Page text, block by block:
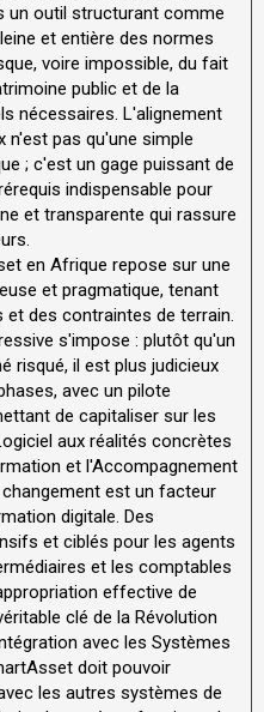
un outil structurant comme
et entière des normes
voire impossible, du fait
public et de la
nécessaires. L'alignement
n'est pas qu'une simple
; c'est un gage puissant de
indispensable pour
et transparente qui rassure
en Afrique repose sur une
et pragmatique, tenant
des contraintes de terrain.
s'impose : plutôt qu'un
risqué, il est plus judicieux
avec un pilote
de capitaliser sur les
aux réalités concrètes
et l'Accompagnement
est un facteur
digitale. Des
et ciblés pour les agents
et les comptables
effective de
clé de la Révolution
avec les Systèmes
doit pouvoir
les autres systèmes de